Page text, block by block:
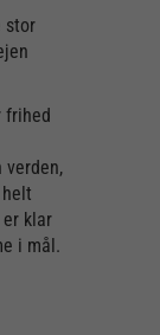
stor
frihed
verden,
klar
i mål.